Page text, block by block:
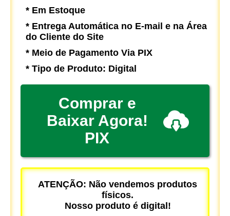
* Em Estoque
* Entrega Automática no E-mail e na Área
do Cliente do Site
* Meio de Pagamento Via PIX
* Tipo de Produto: Digital
Comprar e
Baixar Agora!
PIX
ATENÇÃO: Não vendemos produtos
físicos.
Nosso produto é digital!